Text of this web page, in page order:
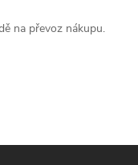
na převoz nákupu.